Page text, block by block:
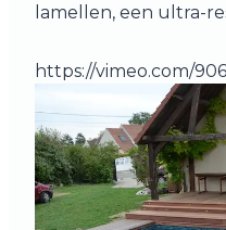
lamellen, een ultra-
https://vimeo.com/